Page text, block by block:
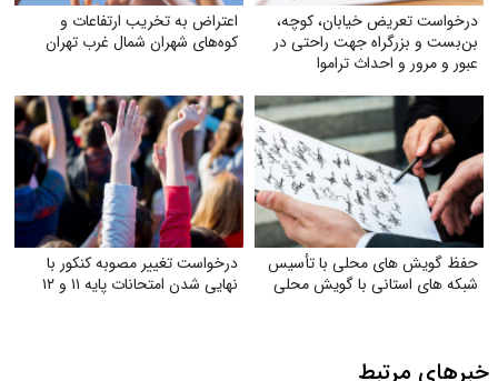
درخواست تعریض خیابان، کوچه،
بن‌بست و بزرگراه جهت راحتی در
عبور و مرور و احداث تراموا
اعتراض به تخریب ارتفاعات و
کوه‌های شهران شمال غرب تهران
حفظ گویش های محلی با تأسیس
شبکه های استانی با گویش محلی
درخواست تغییر مصوبه کنکور با
نهایی شدن امتحانات پایه ۱۱ و ۱۲
خبرهای مرتبط